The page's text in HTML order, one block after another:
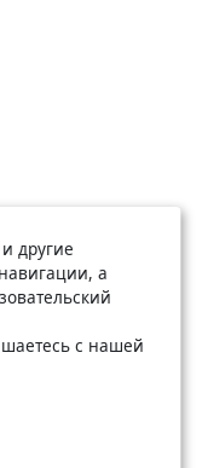
Вс
другие
а
с нашей